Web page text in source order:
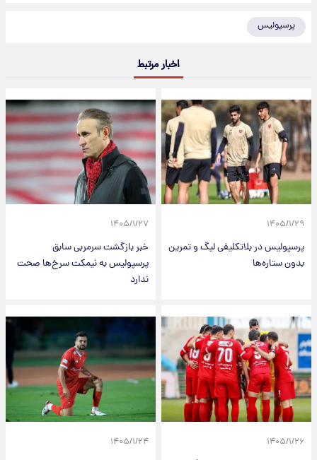
پرسپولیس
اخبار مرتبط
۱۴۰۵/۱/۲۹
پرسپولیس در بلاتکلیفی لیگ و تمرین
بدون ستاره‌ها
۱۴۰۵/۱/۲۷
خبر بازگشت سرمربی سابق
پرسپولیس به نیمکت سرخ‌ها صحت
ندارد
۱۴۰۵/۱/۲۶ ۱۴۰۵/۱/۲۴